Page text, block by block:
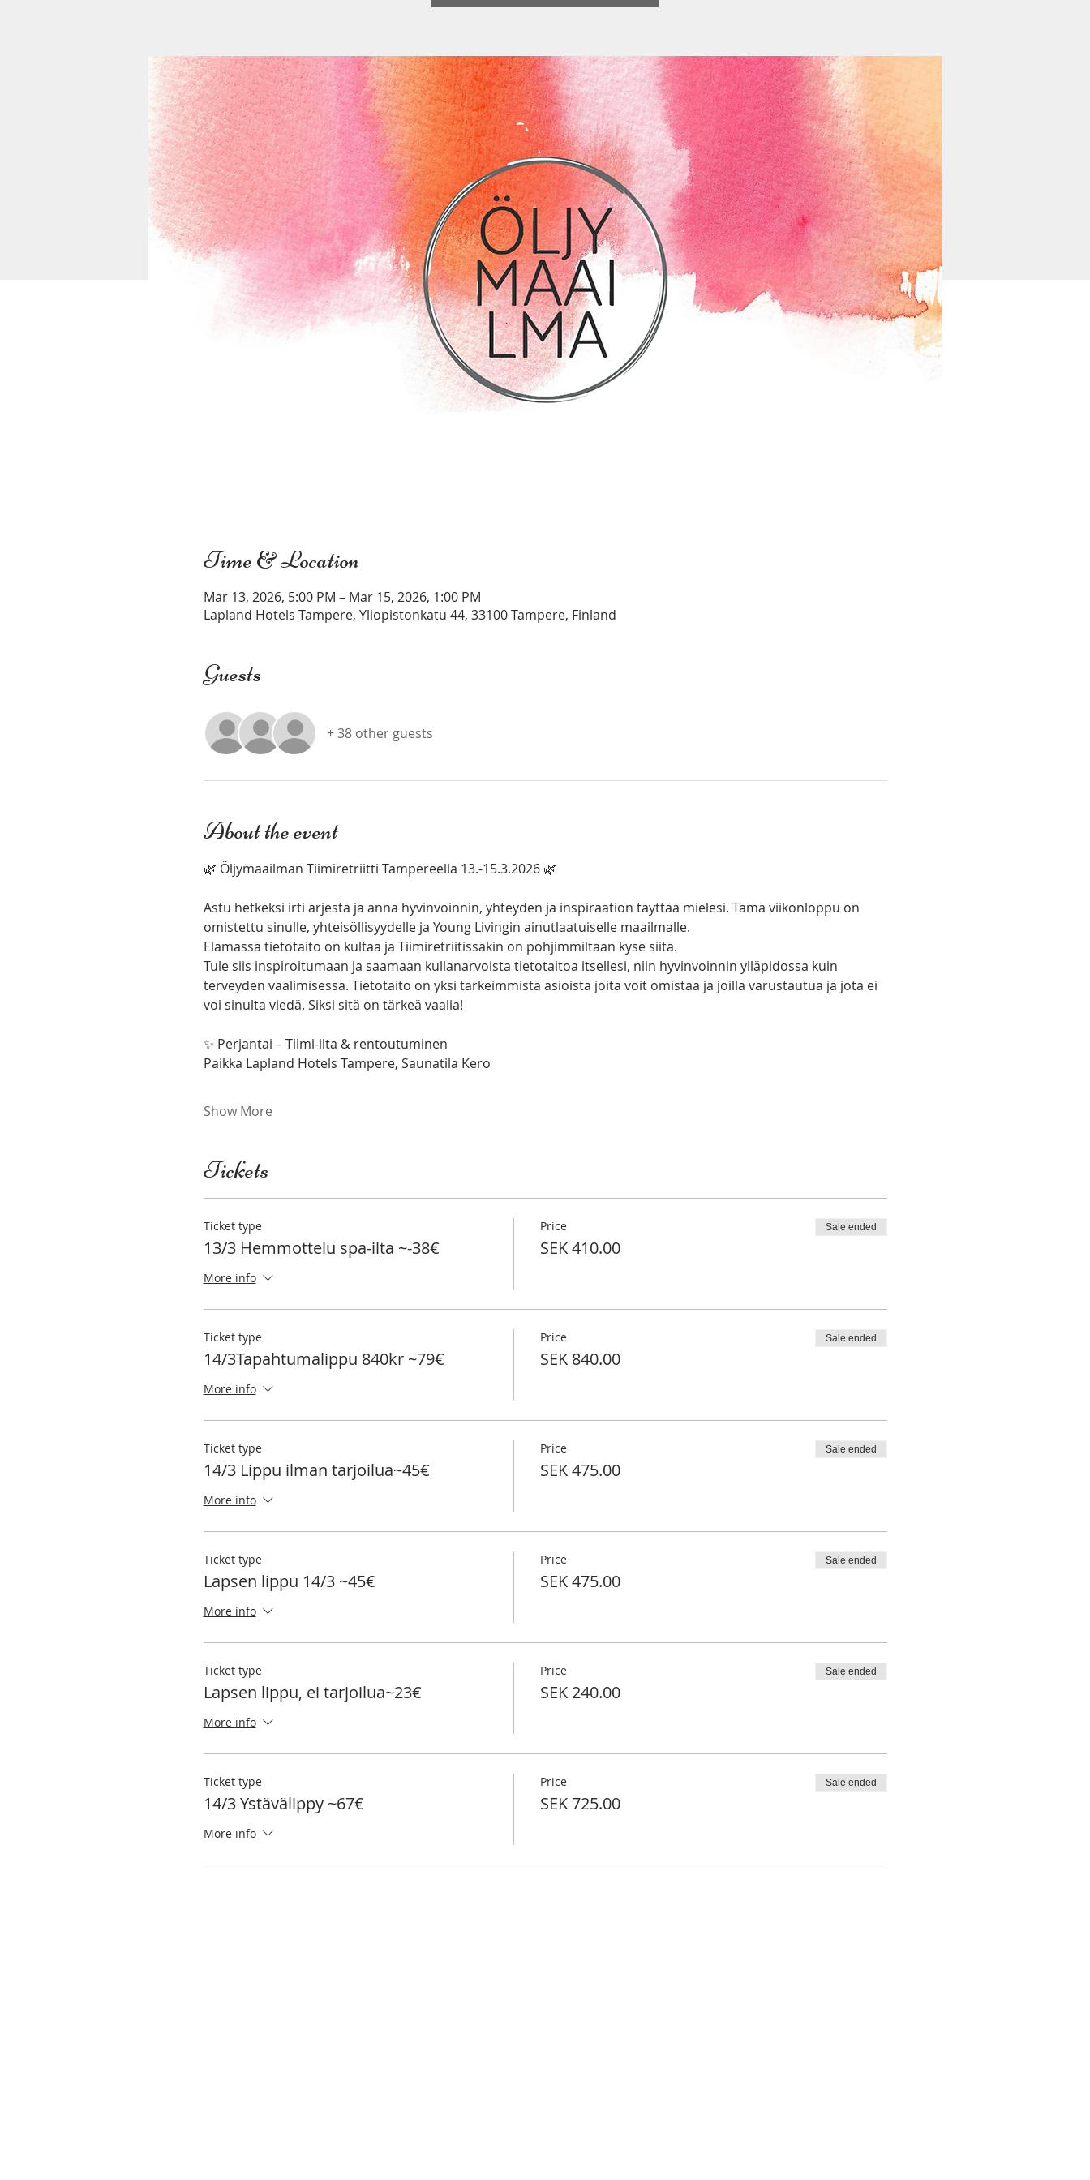
Time & Location
Mar 13, 2026, 5:00 PM – Mar 15, 2026, 1:00 PM
Lapland Hotels Tampere, Yliopistonkatu 44, 33100 Tampere, Finland
Guests
+ 38 other guests
About the event
🌿 Öljymaailman Tiimiretriitti Tampereella 13.-15.3.2026 🌿
Astu hetkeksi irti arjesta ja anna hyvinvoinnin, yhteyden ja inspiraation täyttää mielesi. Tämä viikonloppu on
omistettu sinulle, yhteisöllisyydelle ja Young Livingin ainutlaatuiselle maailmalle.
Elämässä tietotaito on kultaa ja Tiimiretriitissäkin on pohjimmiltaan kyse siitä.
Tule siis inspiroitumaan ja saamaan kullanarvoista tietotaitoa itsellesi, niin hyvinvoinnin ylläpidossa kuin
terveyden vaalimisessa. Tietotaito on yksi tärkeimmistä asioista joita voit omistaa ja joilla varustautua ja jota ei
voi sinulta viedä. Siksi sitä on tärkeä vaalia!
✨ Perjantai – Tiimi-ilta & rentoutuminen
Paikka Lapland Hotels Tampere, Saunatila Kero
Show More
Tickets
Ticket type
13/3 Hemmottelu spa-ilta ~-38€
More info
Price
SEK 410.00
Sale ended
Ticket type
14/3Tapahtumalippu 840kr ~79€
More info
Price
SEK 840.00
Sale ended
Ticket type
14/3 Lippu ilman tarjoilua~45€
More info
Price
SEK 475.00
Sale ended
Ticket type
Lapsen lippu 14/3 ~45€
More info
Price
SEK 475.00
Sale ended
Ticket type
Lapsen lippu, ei tarjoilua~23€
More info
Price
SEK 240.00
Sale ended
Ticket type
14/3 Ystävälippy ~67€
More info
Price
SEK 725.00
Sale ended